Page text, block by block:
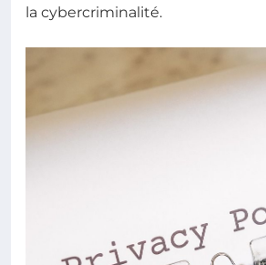
la cybercriminalité.